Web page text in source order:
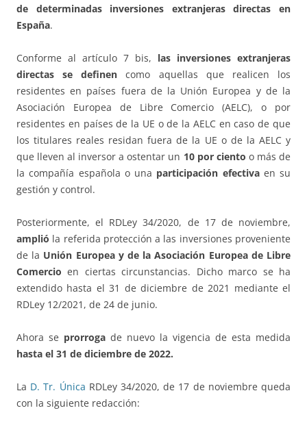
de determinadas inversiones extranjeras directas en
España.
Conforme al artículo 7 bis, las inversiones extranjeras
directas
se definen como aquellas que realicen los
residentes en países fuera de la Unión Europea y de la
Asociación Europea de Libre Comercio (AELC), o por
residentes en países de la UE o de la AELC en caso de que
los titulares reales residan fuera de la UE o de la AELC y
que lleven al inversor a ostentar un 10 por ciento o más de
la compañía española o una participación efectivaen su
gestión y control.
Posteriormente, el RDLey 34/2020, de 17 de noviembre,
amplió la referida protección a las inversiones proveniente
de la Unión Europea y de la Asociación Europea de Libre
Comercioen ciertas circunstancias. Dicho marco se ha
extendido hasta el 31 de diciembre de 2021 mediante el
RDLey 12/2021, de 24 de junio.
Ahora se prorroga de nuevo la vigencia de esta medida
hasta el 31 de diciembre de 2022.
La D. Tr. Única RDLey 34/2020, de 17 de noviembre queda
con la siguiente redacción: